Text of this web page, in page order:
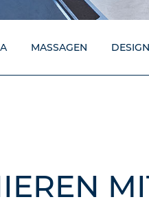
MASSAGEN